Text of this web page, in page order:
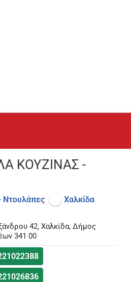
ΚΟΥΖΙΝΑΣ -
Ντουλάπες Χαλκίδα
42, Χαλκίδα, Δήμος
341 00